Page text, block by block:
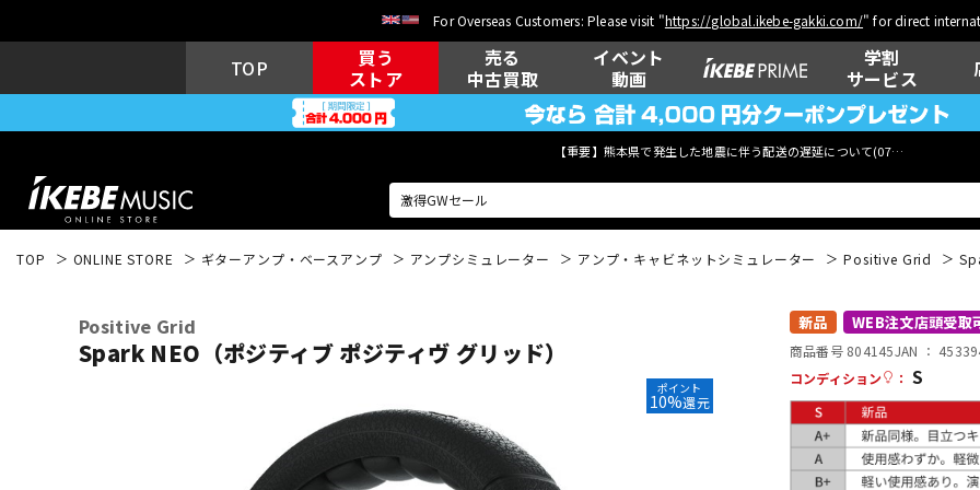
For Overseas Customers: Please visit "https://global.ikebe-gakki.com/" for direct
TOP
買う
ストア
売る
中古買取
イベント
動画
学割
サービス
【重要】熊本県で発生した地震に伴う配送の遅延について(07月29日
ウクレレ
電子ピアノ 管楽器 その他楽器
TOP ONLINE STORE ギターアンプ・ベースアンプ アンプシミュレーター アンプ・キャビネットシミュレーター Positive Grid
Positive Grid
Spark NEO（ポジティブ ポジティヴ グリッド）
ポイント
10%還元
新品 WEB注文店頭受取
商品番号 804145JAN ：
コンディション
： S